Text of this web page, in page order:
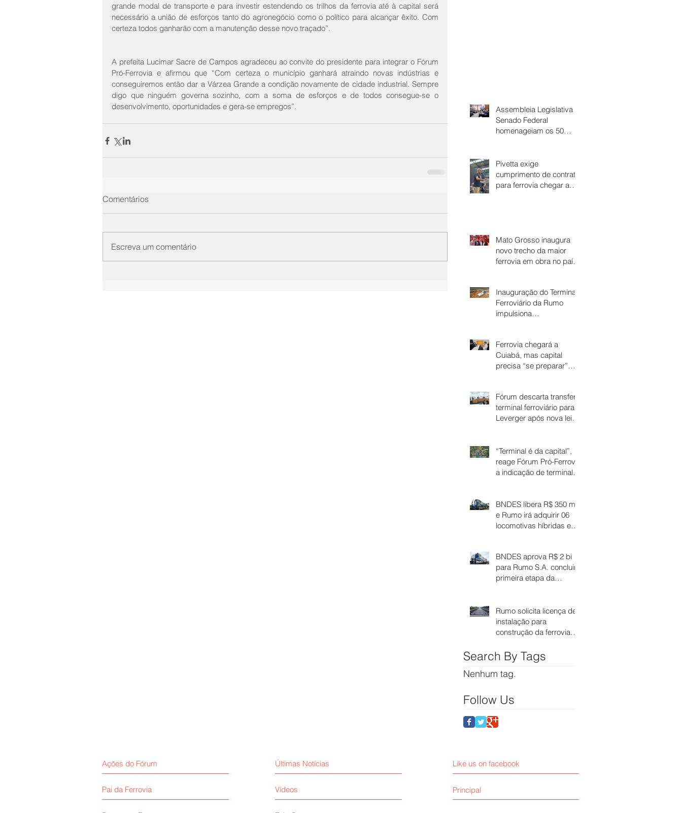
grande modal de transporte e para investir estendendo os trilhos da ferrovia até à capital será
necessário a união de esforços tanto do agronegócio como o político para alcançar êxito. Com
certeza todos ganharão com a manutenção desse novo traçado”.
A prefeita Lucimar Sacre de Campos agradeceu ao convite do presidente para integrar o Fórum
Pró-Ferrovia e afirmou que “Com certeza o município ganhará atraindo novas indústrias e
conseguiremos então dar a Várzea Grande a condição novamente de cidade industrial. Sempre
digo que ninguém governa sozinho, com a soma de esforços e de todos consegue-se o
desenvolvimento, oportunidades e gera-se empregos”.
Comentários
Escreva um comentário
Assembleia Legislativa e
Senado Federal
homenageiam os 50
para a ferrovia em Mato
Grosso
Pivetta exige
cumprimento de contrato
para ferrovia chegar a
Mato Grosso inaugura
novo trecho da maior
ferrovia em obra no país
Inauguração do Terminal
Ferroviário da Rumo
impulsiona
Dom Aquino
Ferrovia chegará a
Cuiabá, mas capital
precisa “se preparar”
Fórum descarta transferir
terminal ferroviário para
Leverger após nova lei
“Terminal é da capital”,
reage Fórum Pró-Ferrovia
a indicação de terminal
BNDES libera R$ 350 mi,
e Rumo irá adquirir 06
locomotivas híbridas e
BNDES aprova R$ 2 bi
para Rumo S.A. concluir
primeira etapa da
Rumo solicita licença de
instalação para
construção da ferrovia
Search By Tags
Nenhum tag.
Follow Us
Pai da Ferrovia Vídeos
Ações do Fórum Últimas Notícias Like us on facebook
Principal